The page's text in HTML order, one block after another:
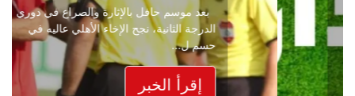
بعد موسم حافل بالإثارة والصراع في دوري
الدرجة الثانية، نجح الإخاء الأهلي عاليه في
حسم ل...
إقرأ الخبر